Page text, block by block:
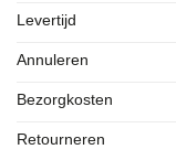
Levertijd
Annuleren
Bezorgkosten
Retourneren